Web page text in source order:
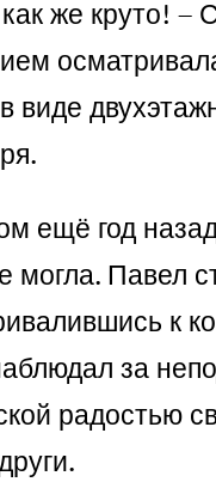
же круто! –
виде
ещё год
могла. Павел
к
за
радостью